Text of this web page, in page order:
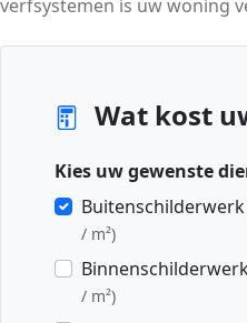
verfsystemen is uw woning
Wat kost
Kies uw gewenste
Buitenschilderwerk
/ m²)
/ m²)